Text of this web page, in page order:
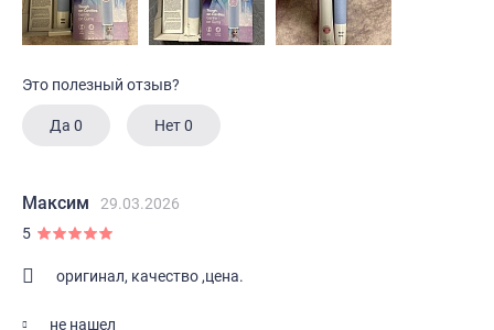
Это полезный отзыв?
Да 0 Нет0
Максим
29.03.2026
5
оригинал, качество ,цена.
не нашел